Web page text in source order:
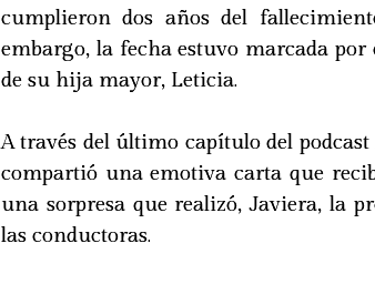
cumplieron dos años del
embargo, la fecha estuvo marcada por
de su hija mayor, Leticia.
A través del último capítulo del podcast
compartió una emotiva carta que
una sorpresa que realizó, Javiera, la
las conductoras.